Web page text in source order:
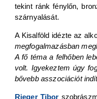
tekint ránk fénylőn,
szárnyalását.
A Kisalföld idézte az
megfogalmazásban
A fő téma a felhőben
volt. Igyekeztem úgy
bővebb asszociációt
Rieger Tibor